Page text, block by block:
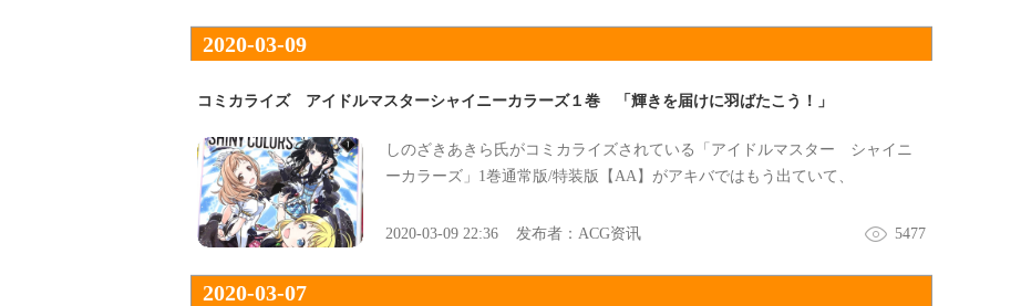
2020-03-09
コミカライズ アイドルマスターシャイニーカラーズ１巻 「輝きを届けに羽ばたこう！」
しのざきあきら氏がコミカライズされている「アイドルマスター シャイニ
ーカラーズ」1巻通常版/特装版【AA】がアキバではもう出ていて、
2020-03-09 22:36 发布者： ACG资讯 5477
2020-03-07